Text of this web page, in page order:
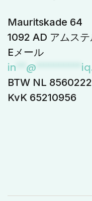
Mauritskade 64
1092 AD アムス
Eメール
in @
BTW NL
KvK 65210956